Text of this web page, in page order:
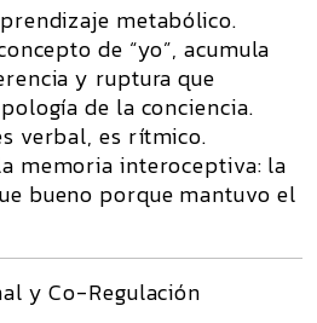
metabólico.
de “yo”, acumula
y ruptura que
de la conciencia.
verbal, es rítmico.
memoria interoceptiva: la
bueno porque mantuvo el
y Co-Regulación